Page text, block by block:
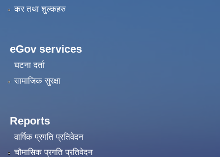
कर तथा शुल्कहरु
eGov services
घटना दर्ता
सामाजिक सुरक्षा
Reports
वार्षिक प्रगति प्रतिवेदन
चौमासिक प्रगति प्रतिवेदन